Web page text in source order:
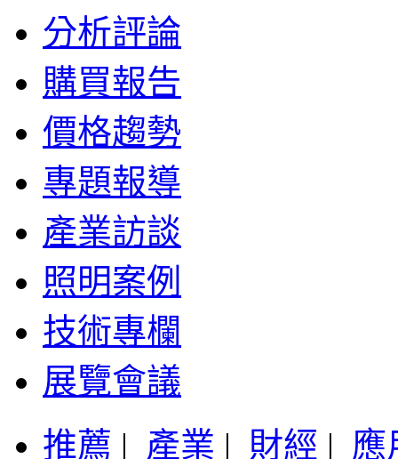
分析評論
購買報告
價格趨勢
專題報導
產業訪談
照明案例
技術專欄
展覽會議
推薦 | 產業 | 財經 | 應